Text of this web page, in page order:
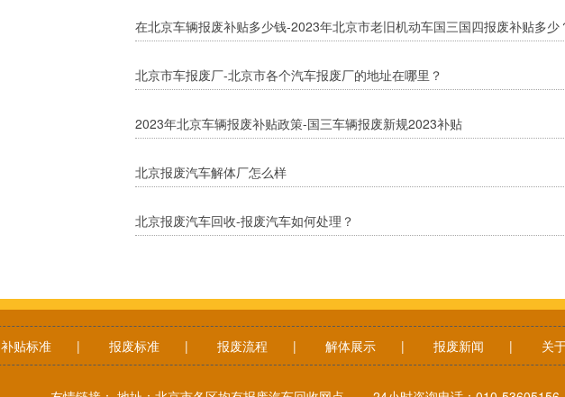
在北京车辆报废补贴多少钱-2023年北京市老旧机动车国三国四报废补贴多少
北京市车报废厂-北京市各个汽车报废厂的地址在哪里？
2023年北京车辆报废补贴政策-国三车辆报废新规2023补贴
北京报废汽车解体厂怎么样
北京报废汽车回收-报废汽车如何处理？
补贴标准 | 报废标准 | 报废流程 | 解体展示 | 报废新闻 | 关